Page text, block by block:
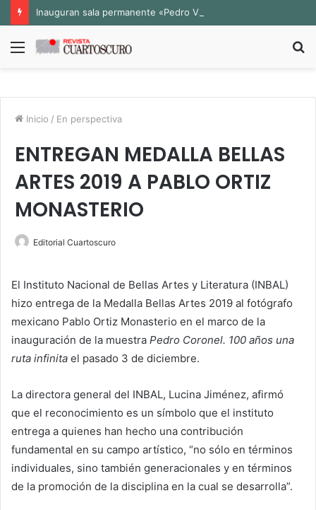
Menú
Inicio / En perspectiva
ENTREGAN MEDALLA BELLAS
ARTES 2019 A PABLO ORTIZ
MONASTERIO
Editorial Cuartoscuro
El Instituto Nacional de Bellas Artes y Literatura (INBAL)
hizo entrega de la Medalla Bellas Artes 2019 al fotógrafo
mexicano Pablo Ortiz Monasterio en el marco de la
inauguración de la muestra Pedro Coronel. 100 años una
ruta infinita el pasado 3 de diciembre.
La directora general del INBAL, Lucina Jiménez, afirmó
que el reconocimiento es un símbolo que el instituto
entrega a quienes han hecho una contribución
fundamental en su campo artístico, “no sólo en términos
individuales, sino también generacionales y en términos
de la promoción de la disciplina en la cual se desarrolla”.